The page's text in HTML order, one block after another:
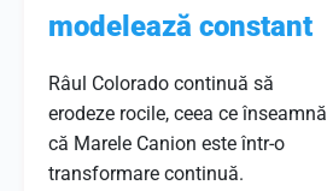
modelează constant
Râul Colorado continuă să
erodeze rocile, ceea ce înseamnă
că Marele Canion este într-o
transformare continuă.